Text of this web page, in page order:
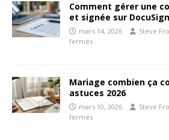
Comment gérer une
et signée sur DocuSign
mars 14, 2026 Steve
fermés
Mariage combien ça
astuces 2026
mars 10, 2026 Steve
fermés